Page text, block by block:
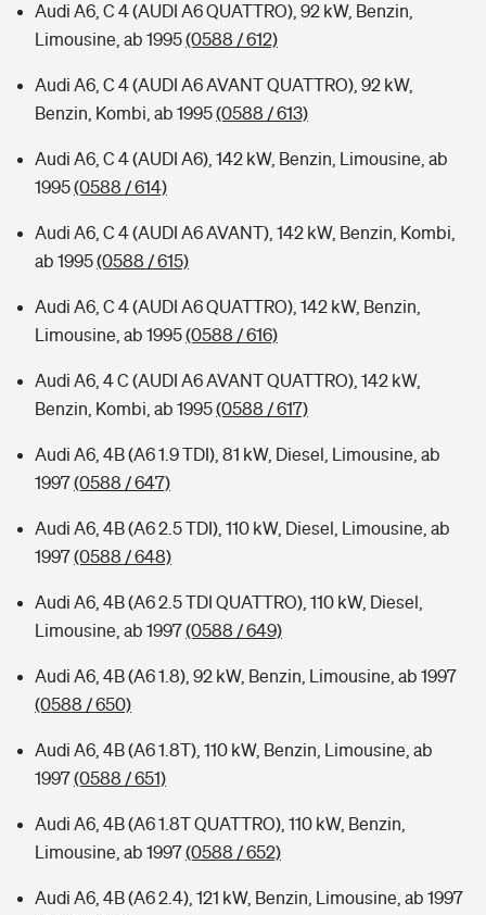
Audi A6, C 4 (AUDI A6 QUATTRO), 92 kW, Benzin,
Limousine, ab 1995(0588 / 612)
Audi A6, C 4 (AUDI A6 AVANT QUATTRO), 92 kW,
Benzin, Kombi, ab 1995(0588 / 613)
Audi A6, C 4 (AUDI A6), 142 kW, Benzin, Limousine, ab
1995(0588 / 614)
Audi A6, C 4 (AUDI A6 AVANT), 142 kW, Benzin, Kombi,
ab 1995(0588 / 615)
Audi A6, C 4 (AUDI A6 QUATTRO), 142 kW, Benzin,
Limousine, ab 1995(0588 / 616)
Audi A6, 4 C (AUDI A6 AVANT QUATTRO), 142 kW,
Benzin, Kombi, ab 1995(0588 / 617)
Audi A6, 4B (A6 1.9 TDI), 81 kW, Diesel, Limousine, ab
1997(0588 / 647)
Audi A6, 4B (A6 2.5 TDI), 110 kW, Diesel, Limousine, ab
1997(0588 / 648)
Audi A6, 4B (A6 2.5 TDI QUATTRO), 110 kW, Diesel,
Limousine, ab 1997(0588 / 649)
Audi A6, 4B (A6 1.8), 92 kW, Benzin, Limousine, ab 1997
(0588 / 650)
Audi A6, 4B (A6 1.8T), 110 kW, Benzin, Limousine, ab
1997(0588 / 651)
Audi A6, 4B (A6 1.8T QUATTRO), 110 kW, Benzin,
Limousine, ab 1997(0588 / 652)
Audi A6, 4B (A6 2.4), 121 kW, Benzin, Limousine, ab 1997